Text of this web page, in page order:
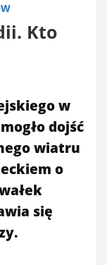
Kto
w
dojść
wiatru
o
się